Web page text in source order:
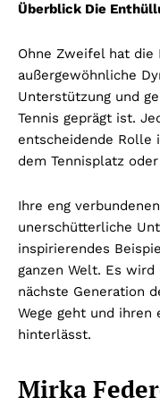
Überblick Die
Ohne Zweifel hat die
außergewöhnliche
Unterstützung und
Tennis geprägt ist.
entscheidende Rolle
dem Tennisplatz
Ihre eng
unerschütterliche
inspirierendes
ganzen Welt. Es
nächste Generation
Wege geht und ihren
hinterlässt.
Mirka